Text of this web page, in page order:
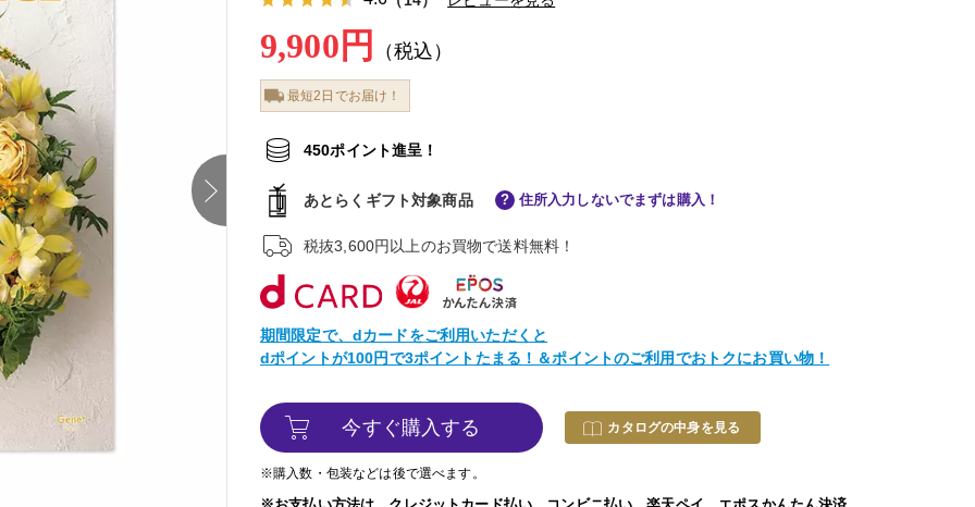
9,900円 （税込）
最短2日でお届け！
450ポイント進呈！
あとらくギフト対象商品 住所入力しないでまずは購入！
税抜3,600円以上のお買物で送料無料！
期間限定で、dカードをご利用いただくと
dポイントが100円で3ポイントたまる！＆ポイントのご利用でおトクにお買い物！
今すぐ購入する カタログの中身を見る
※購入数・包装などは後で選べます。